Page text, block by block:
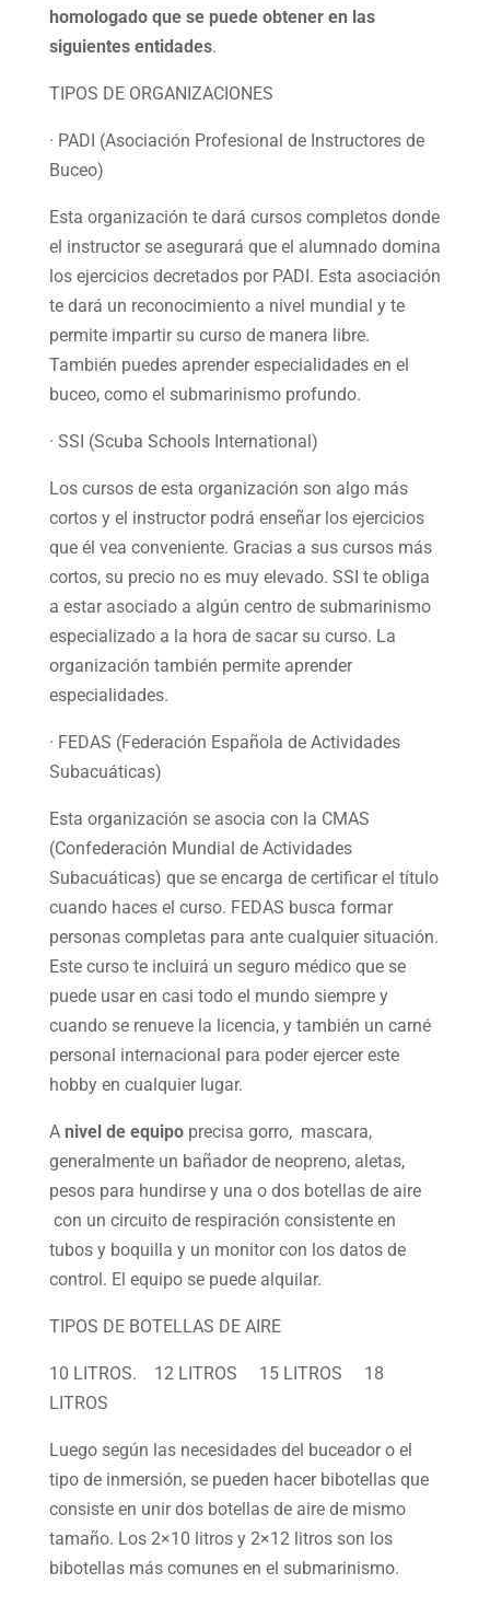
homologado que se puede obtener en las
siguientes entidades.
TIPOS DE ORGANIZACIONES
· PADI (Asociación Profesional de Instructores de
Buceo)
Esta organización te dará cursos completos donde
el instructor se asegurará que el alumnado domina
los ejercicios decretados por PADI. Esta asociación
te dará un reconocimiento a nivel mundial y te
permite impartir su curso de manera libre.
También puedes aprender especialidades en el
buceo, como el submarinismo profundo.
· SSI (Scuba Schools International)
Los cursos de esta organización son algo más
cortos y el instructor podrá enseñar los ejercicios
que él vea conveniente. Gracias a sus cursos más
cortos, su precio no es muy elevado. SSI te obliga
a estar asociado a algún centro de submarinismo
especializado a la hora de sacar su curso. La
organización también permite aprender
especialidades.
· FEDAS (Federación Española de Actividades
Subacuáticas)
Esta organización se asocia con la CMAS
(Confederación Mundial de Actividades
Subacuáticas) que se encarga de certificar el título
cuando haces el curso. FEDAS busca formar
personas completas para ante cualquier situación.
Este curso te incluirá un seguro médico que se
puede usar en casi todo el mundo siempre y
cuando se renueve la licencia, y también un carné
personal internacional para poder ejercer este
hobby en cualquier lugar.
A nivel de equipoprecisa gorro, mascara,
generalmente un bañador de neopreno, aletas,
pesos para hundirse y una o dos botellas de aire
con un circuito de respiración consistente en
tubos y boquilla y un monitor con los datos de
control. El equipo se puede alquilar.
TIPOS DE BOTELLAS DE AIRE
10 LITROS. 12 LITROS 15 LITROS 18
LITROS
Luego según las necesidades del buceador o el
tipo de inmersión, se pueden hacer bibotellas que
consiste en unir dos botellas de aire de mismo
tamaño. Los 2×10 litros y 2×12 litros son los
bibotellas más comunes en el submarinismo.